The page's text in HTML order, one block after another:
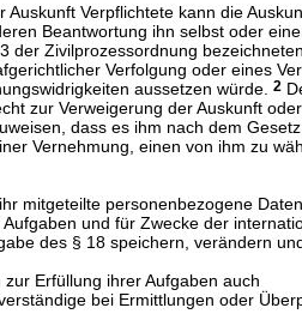
Auskunft Verpflichtete kann die
Beantwortung ihn selbst oder
der Zivilprozessordnung
Verfolgung oder eines
aussetzen würde.2
zur Verweigerung der Auskunft
dass es ihm nach dem
Vernehmung, einen von ihm zu
mitgeteilte personenbezogene
und für Zwecke der
des § 18 speichern, verändern
Erfüllung ihrer Aufgaben auch
bei Ermittlungen oder